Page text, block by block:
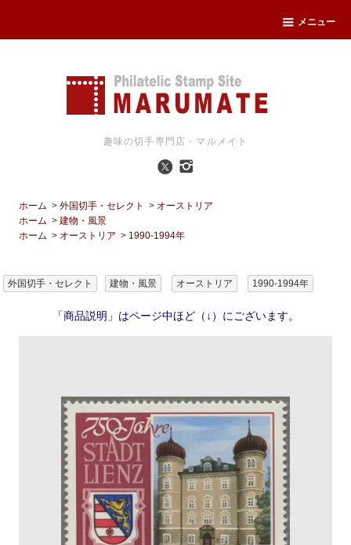
メニュー
趣味の切手専門店・マルメイト
ホーム >外国切手・セレクト > オーストリア
ホーム >建物・風景
ホーム > オーストリア > 1990-1994年
外国切手・セレクト 建物・風景 オーストリア 1990-1994年
「商品説明」はページ中ほど（↓）にございます。